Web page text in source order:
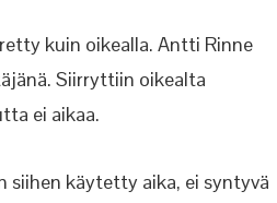
kuin oikealla. Antti Rinne
Siirryttiin oikealta
ei aikaa.
siihen käytetty aika, ei syntyvä